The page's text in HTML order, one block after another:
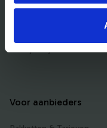
Bedrijfsuitje Eindhoven
Bedrijfsuitje uniek
Voor aanbieders